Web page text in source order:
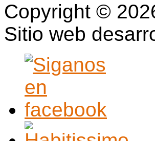
Copyright ©
Sitio web